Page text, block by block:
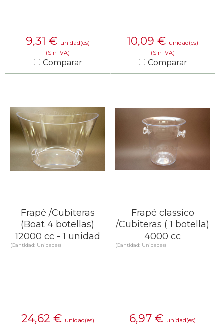
9,31 € unidad(es)
(Sin IVA)
Comparar
10,09 € unidad(es)
(Sin IVA)
Comparar
Frapé /Cubiteras
(Boat 4 botellas)
12000 cc - 1 unidad
(Cantidad: Unidades)
24,62 € unidad(es)
Frapé classico
/Cubiteras ( 1 botella)
4000 cc
(Cantidad: Unidades)
6,97 € unidad(es)